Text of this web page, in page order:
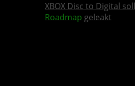
XBOX Disc to Digital
Roadmap geleakt